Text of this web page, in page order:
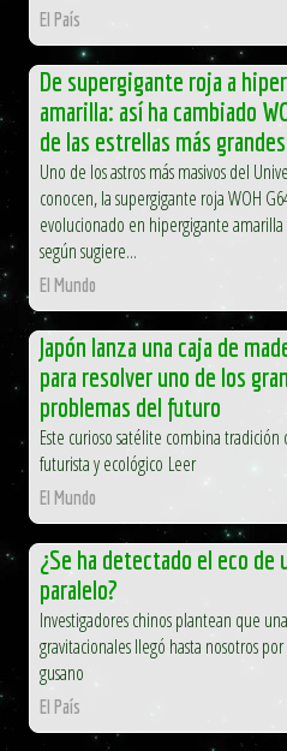
El País
De supergigante roja a
amarilla: así ha cambiado
de las estrellas más
Uno de los astros más masivos del
conocen, la supergigante roja WOH
evolucionado en hipergigante amarilla
según sugiere...
El Mundo
Japón lanza una caja de
para resolver uno de los
problemas del futuro
Este curioso satélite combina
futurista y ecológico Leer
El Mundo
¿Se ha detectado el eco de
paralelo?
Investigadores chinos plantean que
gravitacionales llegó hasta nosotros
gusano
El País